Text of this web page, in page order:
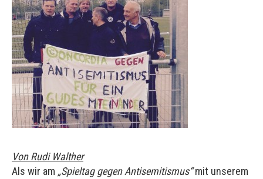
Von Rudi Walther
Als wir am „Spieltag gegen Antisemitismus“mit unserem